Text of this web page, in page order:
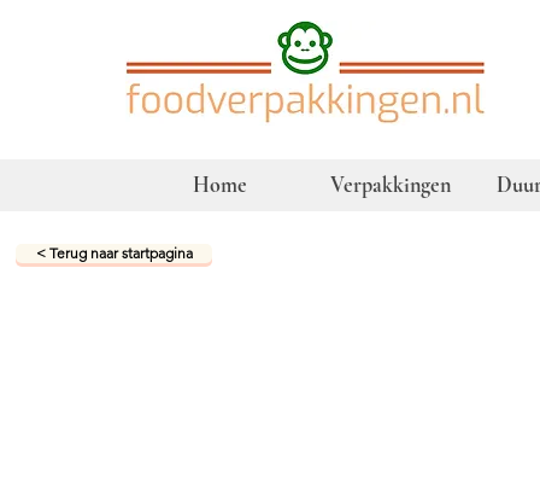
Home Verpakkingen
< Terug naar startpagina